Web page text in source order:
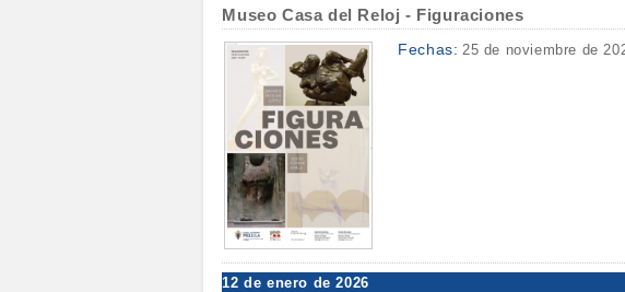
Museo Casa del Reloj - Figuraciones
Fechas: 25 de noviembre de
12 de enero de 2026